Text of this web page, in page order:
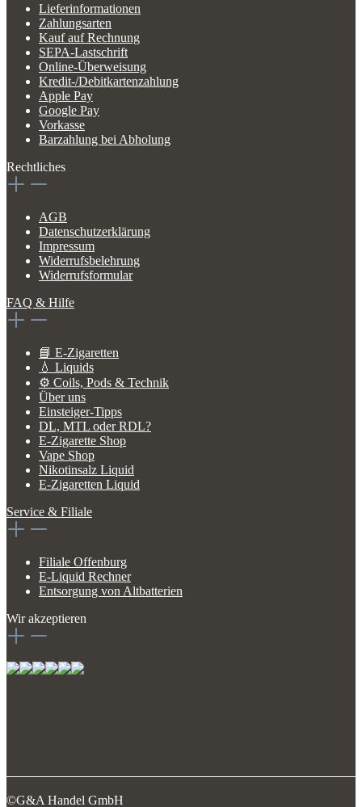
Lieferinformationen
Zahlungsarten
Kauf auf Rechnung
SEPA-Lastschrift
Online-Überweisung
Kredit-/Debitkartenzahlung
Apple Pay
Google Pay
Vorkasse
Barzahlung bei Abholung
Rechtliches
AGB
Datenschutzerklärung
Impressum
Widerrufsbelehrung
Widerrufsformular
FAQ & Hilfe
📘 E-Zigaretten
💧 Liquids
⚙️ Coils, Pods & Technik
Über uns
Einsteiger-Tipps
DL, MTL oder RDL?
E-Zigarette Shop
Vape Shop
Nikotinsalz Liquid
E-Zigaretten Liquid
Service & Filiale
Filiale Offenburg
E-Liquid Rechner
Entsorgung von Altbatterien
Wir akzeptieren
©G&A Handel GmbH